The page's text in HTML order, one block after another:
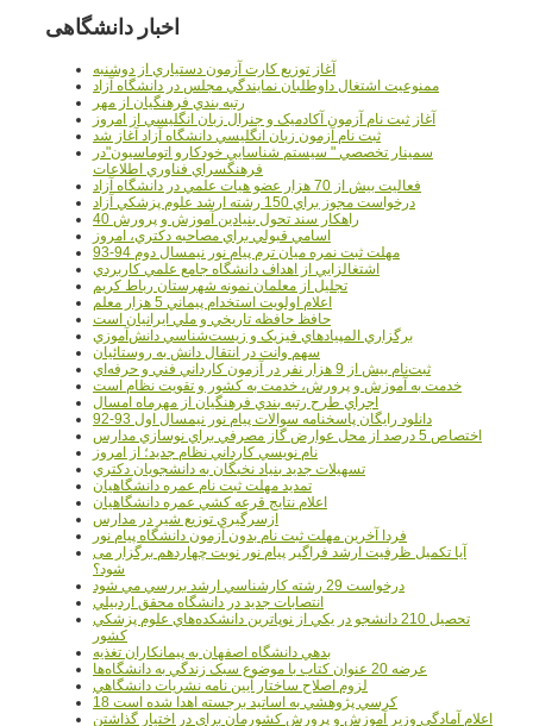
اخبار دانشگاهی
آغاز توزيع کارت آزمون دستياري از دوشنبه
ممنوعيت اشتغال داوطلبان نمايندگي مجلس در دانشگاه آزاد
رتبه بندي فرهنگيان از مهر
آغاز ثبت نام آزمون آکادميک و جنرال زبان انگليسي از امروز
ثبت نام آزمون زبان انگليسي دانشگاه آزاد آغاز شد
سمينار تخصصي " سيستم شناسايي خودکارو اتوماسيون"در
فرهنگسراي فناوري اطلاعات
فعاليت بيش از 70 هزار عضو هيات علمي در دانشگاه آزاد
درخواست مجوز براي 150 رشته ارشد علوم پزشکي آزاد
40 راهکار سند تحول بنيادين آموزش و پرورش
اسامي قبولي براي مصاحبه دکتري، امروز
مهلت ثبت نمره میان ترم پیام نور نیمسال دوم 94-93
اشتغالزايي از اهداف دانشگاه جامع علمي کاربردي
تجليل از معلمان نمونه شهرستان رباط کريم
اعلام اولويت استخدام پيماني 5 هزار معلم
حافظ حافظه تاريخي و ملي ايرانيان است
برگزاري المپيادهاي فيزيک و زيست‌شناسي دانش‌آموزي
سهم وانت در انتقال دانش به روستائيان
ثبت‌نام بيش از 9 هزار نفر در آزمون کارداني فني و حرفه‌اي
خدمت به آموزش و پرورش، خدمت به کشور و تقويت نظام است
اجراي طرح رتبه بندي فرهنگيان از مهرماه امسال
دانلود رایگان پاسخنامه سوالات پیام نور نیمسال اول 93-92
اختصاص 5 درصد از محل عوارض گاز مصرفي براي نوسازي مدارس
نام نويسي کارداني نظام جديد؛ از امروز
تسهيلات جديد بنياد نخبگان به دانشجويان دکتري
تمديد مهلت ثبت نام عمره دانشگاهيان
اعلام نتايج قرعه کشي عمره دانشگاهيان
ازسرگيري توزيع شير در مدارس
فردا آخرین مهلت ثبت نام بدون آزمون دانشگاه پیام نور
آیا تکمیل ظرفیت ارشد فراگیر پیام نور نوبت چهاردهم برگزار می
شود؟
درخواست 29 رشته کارشناسي ارشد بررسي مي شود
انتصابات جديد در دانشگاه محقق اردبيلي
تحصيل 210 دانشجو در يکي از نوپاترين دانشکده‌هاي علوم پزشکي
کشور
بدهي دانشگاه اصفهان به پيمانکاران تغذيه
عرضه 20 عنوان کتاب با موضوع سبک زندگي به دانشگاه‌ها
لزوم اصلاح ساختار آيين نامه نشريات دانشگاهي
18 کرسي پژوهشي به اساتيد برجسته اهدا شده است
اعلام آمادگي وزير آموزش و پرورش کشورمان براي در اختيار گذاشتن